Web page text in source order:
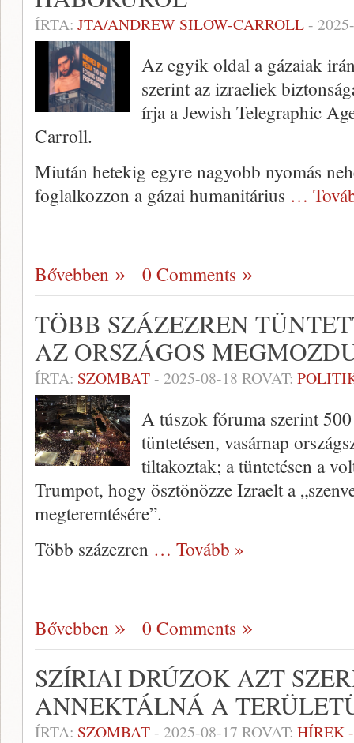
ÍRTA: JTA/ANDREW SILOW-CARROLL-
Az egyik oldal a gázaiak
szerint az izraeliek
írja a Jewish Telegraphic
Carroll.
Miután hetekig egyre nagyobb nyomás
foglalkozzon a gázai humanitárius …
Bővebben 0 Comments
TÖBB SZÁZEZREN
AZ ORSZÁGOS
ÍRTA: SZOMBAT- 2025-08-18 ROVAT:
A túszok fóruma szerint
tüntetésen, vasárnap
tiltakoztak; a tüntetésen a
Trumpot, hogy ösztönözze Izraelt a
megteremtésére”.
Több százezren … Tovább »
Bővebben 0 Comments
SZÍRIAI DRÚZOK AZT
ANNEKTÁLNÁ A
ÍRTA: SZOMBAT- 2025-08-17 ROVAT: HÍREK